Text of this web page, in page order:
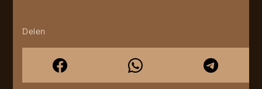
Delen